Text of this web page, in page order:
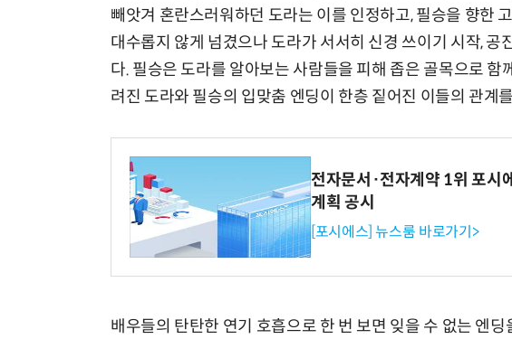
빼앗겨 혼란스러워하던 도라는 이를 인정하고, 필승을 향한
대수롭지 않게 넘겼으나 도라가 서서히 신경 쓰이기 시작, 공
다. 필승은 도라를 알아보는 사람들을 피해 좁은 골목으로
려진 도라와 필승의 입맞춤 엔딩이 한층 짙어진 이들의 관계
전자문서·전자계약 1위 포시
계획 공시
[포시에스] 뉴스룸 바로가기>
배우들의 탄탄한 연기 호흡으로 한 번 보면 잊을 수 없는 엔딩